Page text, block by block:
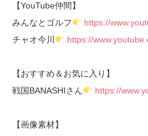
【YouTube仲間】
みんなとゴルフ
https://
チャオ今川
https://
【おすすめ＆お気に入り】
戦国BANASHIさん
https://
【画像素材】